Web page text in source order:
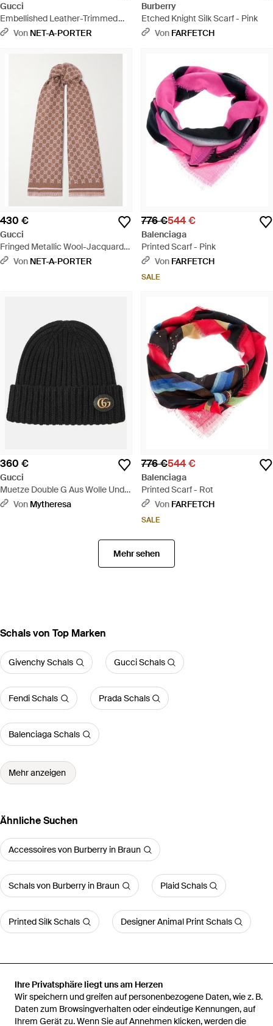
Ihre Privatsphäre liegt uns am Herzen
Wir speichern und greifen auf personenbezogene Daten, wie z. B.
Daten zum Browsingverhalten oder eindeutige Kennungen, auf
Ihrem Gerät zu. Wenn Sie auf Annehmen klicken, werden die
Gucci
Embellished Leather-Trimmed
Ribbed Wool And Cashmere-
Von NET-A-PORTER
Burberry
Etched Knight Silk Scarf - Pink
Von FARFETCH
430 €
Gucci
Fringed Metallic Wool-Jacquard
Scarf - Pink
Von NET-A-PORTER
776 €544 €
Balenciaga
Printed Scarf - Pink
Von FARFETCH
SALE
360 €
Gucci
Muetze Double G Aus Wolle Und
Cashmere - Schwarz
Von Mytheresa
776 €544 €
Balenciaga
Printed Scarf - Rot
Von FARFETCH
SALE
Mehr sehen
Schals von Top Marken
Givenchy Schals Gucci Schals
Fendi Schals Prada Schals
Balenciaga Schals
Mehr anzeigen
Ähnliche Suchen
Accessoires von Burberry in Braun
Schals von Burberry in Braun Plaid Schals
Printed Silk Schals Designer Animal Print Schals
Startseite Damen Schals Burberry Schals
Net Sustain Fringed
Checked Cashmere Scarf